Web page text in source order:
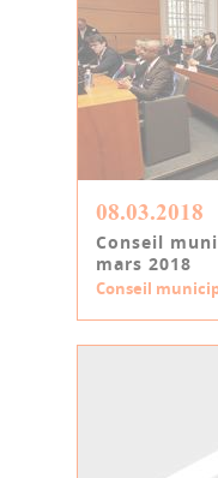
08.03.2018
Conseil
mars 2018
Conseil